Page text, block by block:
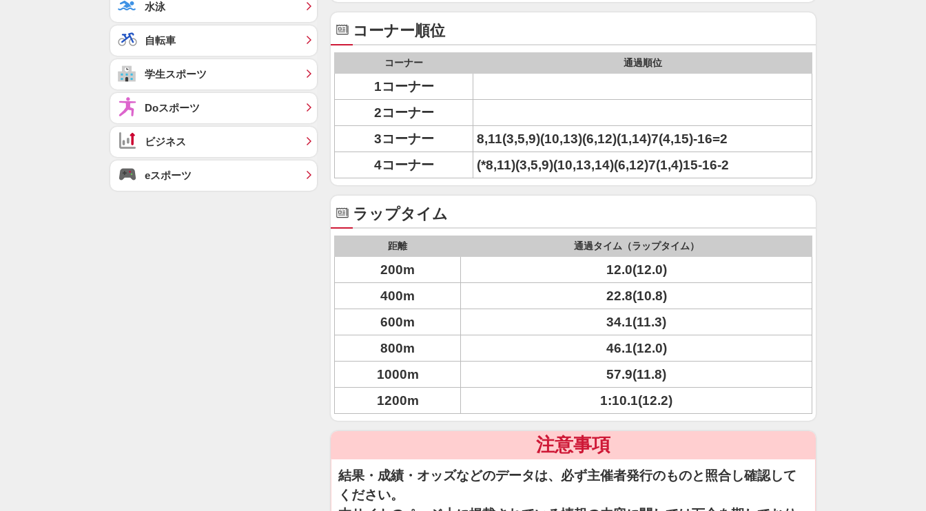
コーナー順位
コーナー 通過順位
1コーナー
2コーナー
3コーナー
8,11(3,5,9)(10,13)(6,12)(1,14)7(4,15)-16=2
4コーナー
(*8,11)(3,5,9)(10,13,14)(6,12)7(1,4)15-16-2
ラップタイム
距離 通過タイム（ラップタイム）
200m
12.0(12.0)
400m
22.8(10.8)
600m
34.1(11.3)
800m
46.1(12.0)
1000m
57.9(11.8)
1200m
1:10.1(12.2)
注意事項
結果・成績・オッズなどのデータは、必ず主催者発行のものと照合し確認して
ください。
水泳
自転車
学生スポーツ
Doスポーツ
ビジネス
eスポーツ